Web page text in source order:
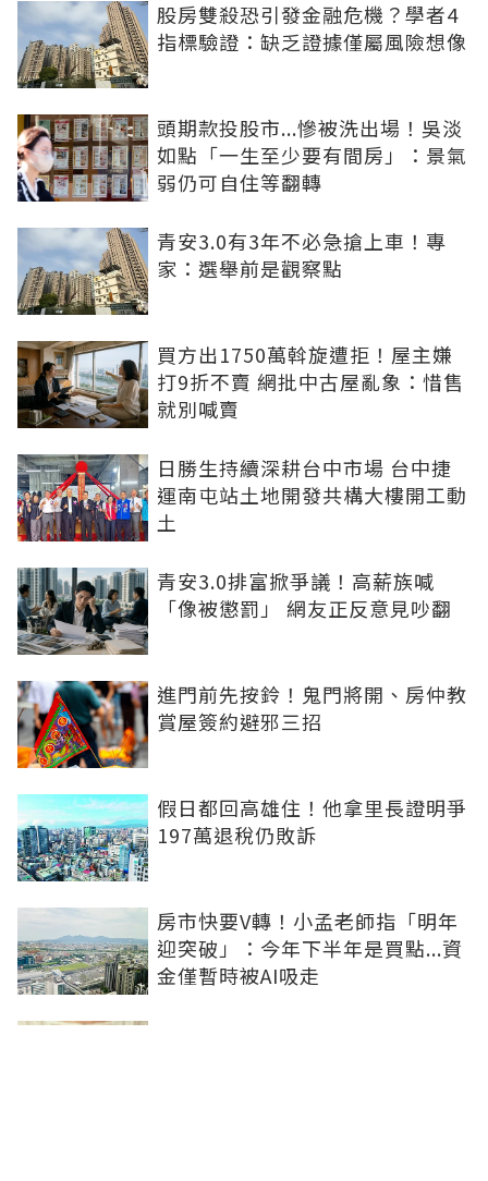
股房雙殺恐引發金融危機？學者4
指標驗證：缺乏證據僅屬風險想像
頭期款投股市...慘被洗出場！吳淡
如點「一生至少要有間房」：景氣
弱仍可自住等翻轉
青安3.0有3年不必急搶上車！專
家：選舉前是觀察點
買方出1750萬斡旋遭拒！屋主嫌
打9折不賣 網批中古屋亂象：惜售
就別喊賣
日勝生持續深耕台中市場 台中捷
運南屯站土地開發共構大樓開工動
土
青安3.0排富掀爭議！高薪族喊
「像被懲罰」 網友正反意見吵翻
進門前先按鈴！鬼門將開、房仲教
賞屋簽約避邪三招
假日都回高雄住！他拿里長證明爭
197萬退稅仍敗訴
房市快要V轉！小孟老師指「明年
迎突破」：今年下半年是買點...資
金僅暫時被AI吸走